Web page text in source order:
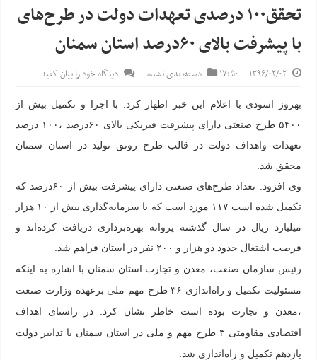
تحقق۱۰۰ درصدی تعهدات دولت در طرح‌های
با پیشرفت بالای ۶۰درصد استان سمنان
۱۳۹۶/۰۲/۰۲ ۱۷:۵۰ دسته‌بندی نشده دیدگاه خود را بیان کنید
بهروز اسودی با اعلام این خبر اظهار کرد: با اجرا و تکمیل بیش از
۵۴۰۰ طرح صنعتی دارای پیشرفت فیزیکی بالای ۶۰درصد ،۱۰۰ درصد
تعهدات واهداف دولت در قالب طرح رونق تولید در استان سمنان
محقق شد.
وی افزود: تعداد طرح‌های صنعتی دارای پیشرفت بیش از ۶۰درصد که
تکمیل شده است ۱۱۷ مورد است که با سرمایه‌گذاری بیش از ۱۰ هزار
میلیارد ریال در سال گذشته پروانه بهره‌برداری دریافت کرده‌اند و
فرصت اشتغال حدود دو هزار و ۲۰۰ نفر در استان فراهم شد.
رئیس سازمان صنعت، معدن و تجارت استان سمنان با اشاره به اینکه
مسئولیت تکمیل و راه‌اندازی ۳۶ طرح مهم ملی برعهده وزارت صنعت
،معدن و تجارت بوده است خاطر نشان کرد: در راستای اهداف
اقتصادی مقاومتی ۳ طرح مهم و ملی در استان سمنان با تدابیر دولت
یازدهم تکمیل و راه‌اندازی شد.